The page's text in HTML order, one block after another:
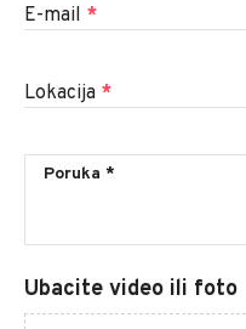
E-mail *
Lokacija *
Ubacite video ili foto